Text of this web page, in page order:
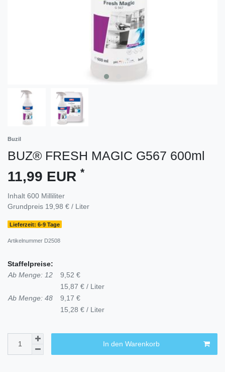
Buzil
BUZ® FRESH MAGIC G567 600ml
11,99 EUR *
Inhalt 600 Milliliter
Grundpreis 19,98 € / Liter
Lieferzeit: 6-9 Tage
Artikelnummer D2508
Staffelpreise:
Ab Menge: 12
9,52 €
15,87 € / Liter
Ab Menge: 48
9,17 €
15,28 € / Liter
In den Warenkorb